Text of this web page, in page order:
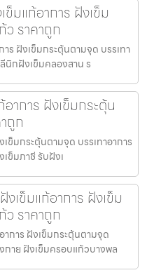
มแก้อาการ ฝังเข็ม
ราคาถูก
ร ฝังเข็มกระตุ้นตามจุด บรรเทา
นิกฝังเข็มคลองสาน ร
าการ ฝังเข็มกระตุ้น
ถูก
ข็มกระตุ้นตามจุด บรรเทาอาการ
ข็มภาชี รับฝังเ
เข็มแก้อาการ ฝังเข็ม
ราคาถูก
การ ฝังเข็มกระตุ้นตามจุด
กาย ฝังเข็มครอบแก้วบางพล